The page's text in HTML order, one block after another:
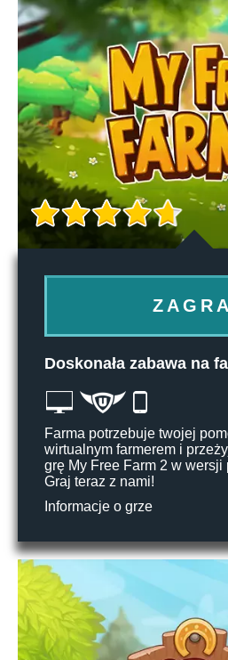
Doskonała zabawa na
Farma potrzebuje twojej
wirtualnym farmerem i
grę My Free Farm 2 w wersji
Graj teraz z nami!
Informacje o grze